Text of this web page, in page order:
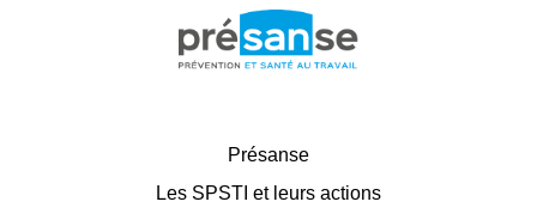
Présanse
Les SPSTI et leurs actions